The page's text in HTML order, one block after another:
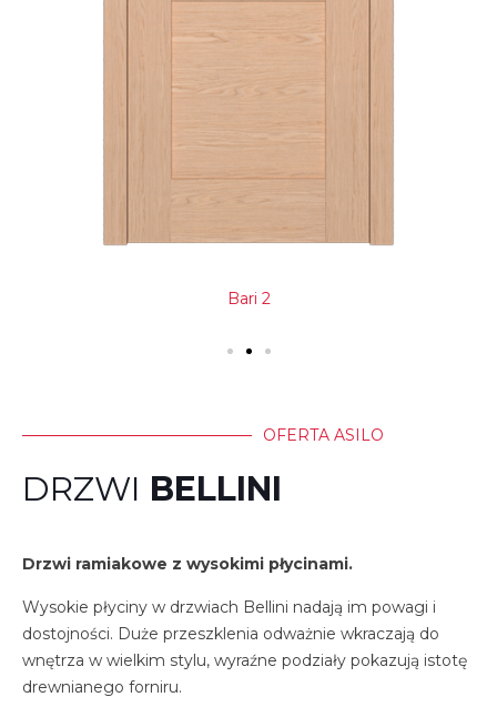
Bari 2
OFERTA ASILO
DRZWI BELLINI
Drzwi ramiakowe z wysokimi płycinami.
Wysokie płyciny w drzwiach Bellini nadają im powagi i
dostojności. Duże przeszklenia odważnie wkraczają do
wnętrza w wielkim stylu, wyraźne podziały pokazują istotę
drewnianego forniru.